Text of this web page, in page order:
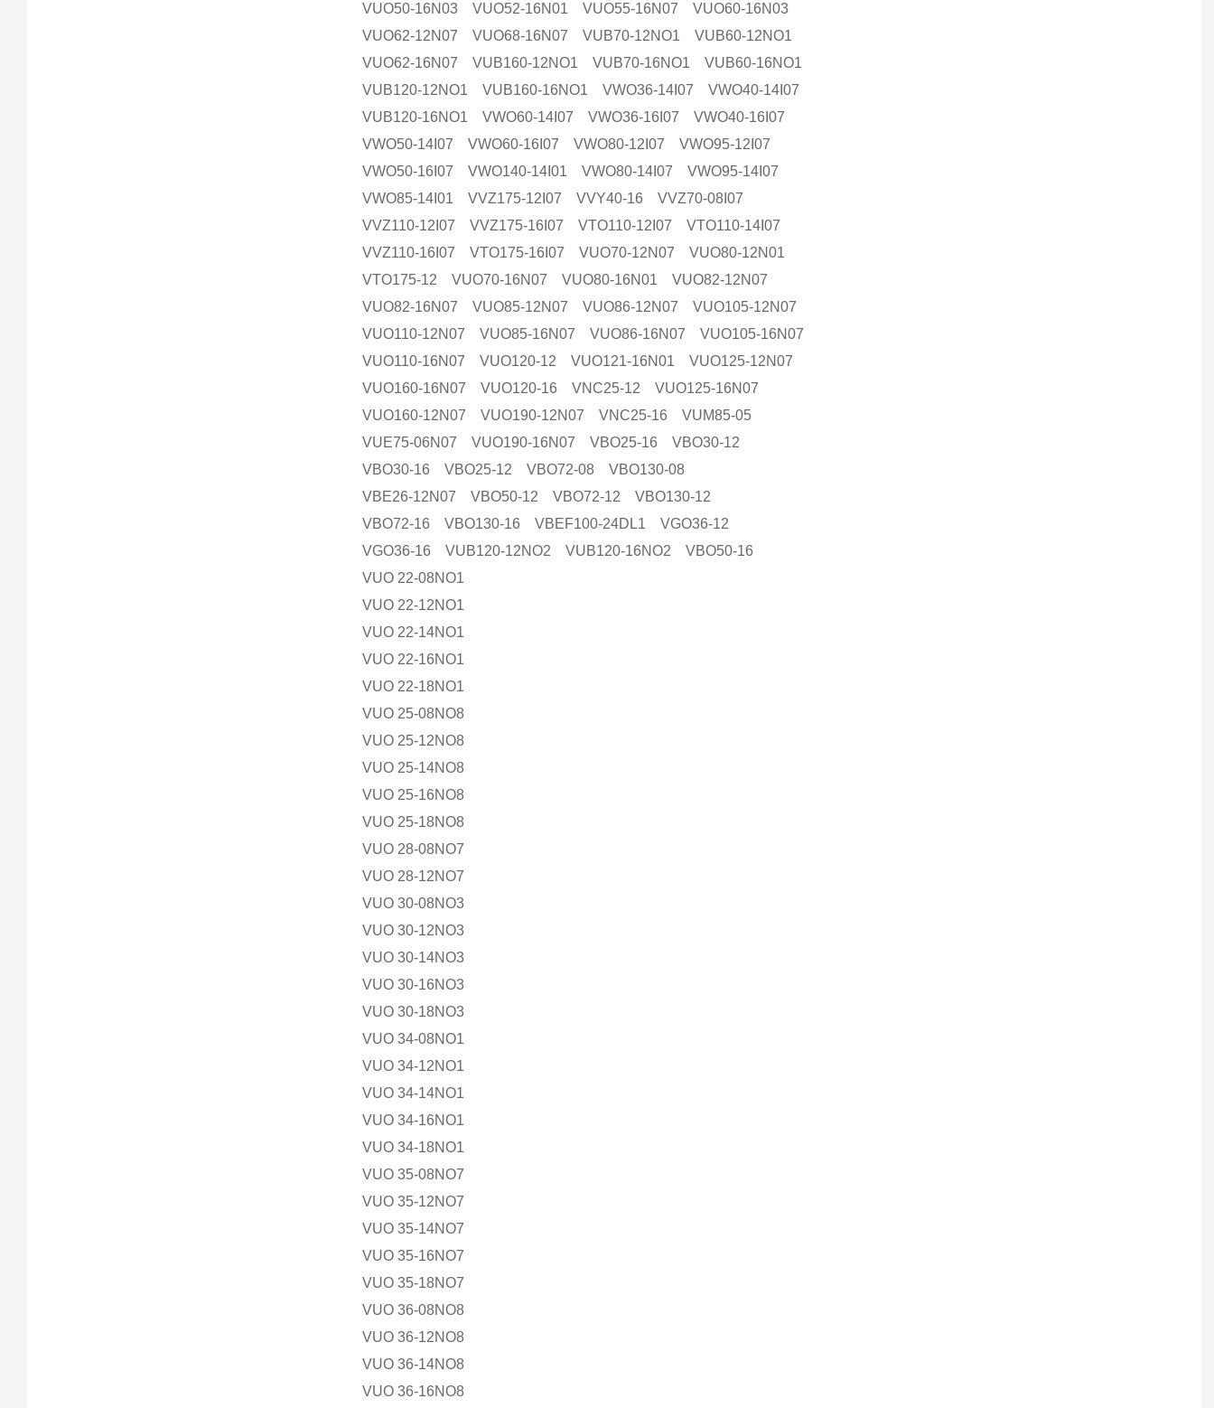
VUO50-16N03 VUO52-16N01 VUO55-16N07 VUO60-16N03
VUO62-12N07 VUO68-16N07 VUB70-12NO1 VUB60-12NO1
VUO62-16N07 VUB160-12NO1 VUB70-16NO1 VUB60-16NO1
VUB120-12NO1 VUB160-16NO1 VWO36-14I07 VWO40-14I07
VUB120-16NO1 VWO60-14I07 VWO36-16I07 VWO40-16I07
VWO50-14I07 VWO60-16I07 VWO80-12I07 VWO95-12I07
VWO50-16I07 VWO140-14I01 VWO80-14I07 VWO95-14I07
VWO85-14I01 VVZ175-12I07 VVY40-16 VVZ70-08I07
VVZ110-12I07 VVZ175-16I07 VTO110-12I07 VTO110-14I07
VVZ110-16I07 VTO175-16I07 VUO70-12N07 VUO80-12N01
VTO175-12 VUO70-16N07 VUO80-16N01 VUO82-12N07
VUO82-16N07 VUO85-12N07 VUO86-12N07 VUO105-12N07
VUO110-12N07 VUO85-16N07 VUO86-16N07 VUO105-16N07
VUO110-16N07 VUO120-12 VUO121-16N01 VUO125-12N07
VUO160-16N07 VUO120-16 VNC25-12 VUO125-16N07
VUO160-12N07 VUO190-12N07 VNC25-16 VUM85-05
VUE75-06N07 VUO190-16N07 VBO25-16 VBO30-12
VBO30-16 VBO25-12 VBO72-08 VBO130-08
VBE26-12N07 VBO50-12 VBO72-12 VBO130-12
VBO72-16 VBO130-16 VBEF100-24DL1 VGO36-12
VGO36-16 VUB120-12NO2 VUB120-16NO2 VBO50-16
VUO 22-08NO1
VUO 22-12NO1
VUO 22-14NO1
VUO 22-16NO1
VUO 22-18NO1
VUO 25-08NO8
VUO 25-12NO8
VUO 25-14NO8
VUO 25-16NO8
VUO 25-18NO8
VUO 28-08NO7
VUO 28-12NO7
VUO 30-08NO3
VUO 30-12NO3
VUO 30-14NO3
VUO 30-16NO3
VUO 30-18NO3
VUO 34-08NO1
VUO 34-12NO1
VUO 34-14NO1
VUO 34-16NO1
VUO 34-18NO1
VUO 35-08NO7
VUO 35-12NO7
VUO 35-14NO7
VUO 35-16NO7
VUO 35-18NO7
VUO 36-08NO8
VUO 36-12NO8
VUO 36-14NO8
VUO 36-16NO8